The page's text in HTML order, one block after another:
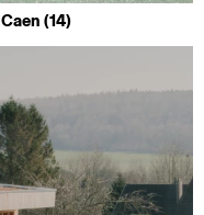
(14)